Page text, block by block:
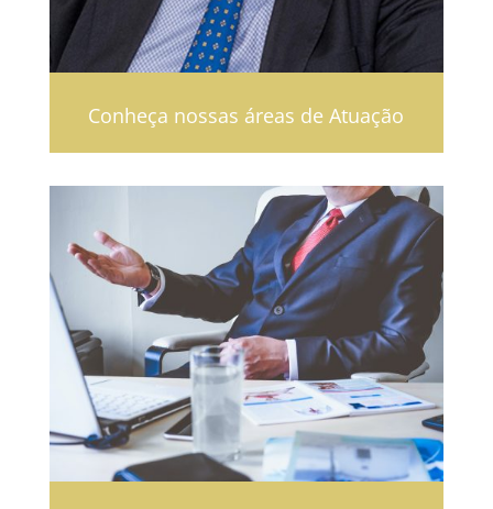
Conheça nossas áreas de Atuação